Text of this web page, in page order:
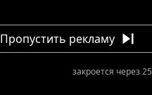
Пропустить рекламу
закроется через 25